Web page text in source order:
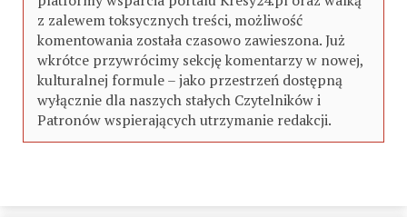
z zalewem toksycznych treści, możliwość
komentowania została czasowo zawieszona. Już
wkrótce przywrócimy sekcję komentarzy w nowej,
kulturalnej formule – jako przestrzeń dostępną
wyłącznie dla naszych stałych Czytelników i
Patronów wspierających utrzymanie redakcji.